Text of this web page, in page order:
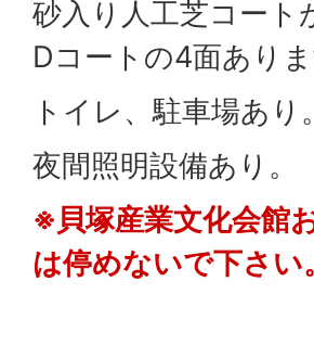
砂入り人工芝コート
Dコートの4面ありま
トイレ、駐車場あり。
夜間照明設備あり。
※貝塚産業文化会館
は停めないで下さい。